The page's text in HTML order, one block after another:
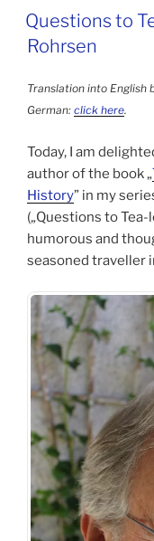
Peter
Rohrsen“
Questions to
Rohrsen
Translation into English
German: click here.
Today, I am
author of the book „
History” in my
(„Questions to Tea-
humorous and
seasoned traveller